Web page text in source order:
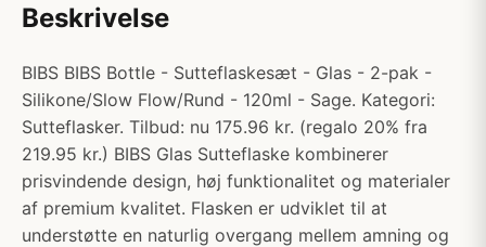
Beskrivelse
BIBS BIBS Bottle - Sutteflaskesæt - Glas - 2-pak -
Silikone/Slow Flow/Rund - 120ml - Sage. Kategori:
Sutteflasker. Tilbud: nu 175.96 kr. (regalo 20% fra
219.95 kr.) BIBS Glas Sutteflaske kombinerer
prisvindende design, høj funktionalitet og materialer
af premium kvalitet. Flasken er udviklet til at
understøtte en naturlig overgang mellem amning og